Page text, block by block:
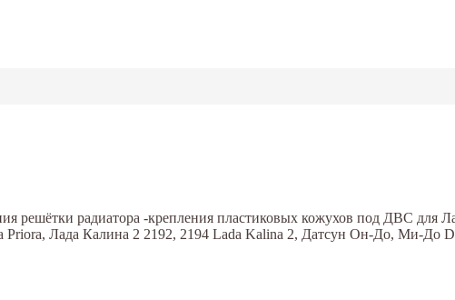
решётки радиатора -крепления пластиковых кожухов под ДВС для
Priora, Лада Калина 2 2192, 2194 Lada Kalina 2, Датсун Он-До, Ми-До